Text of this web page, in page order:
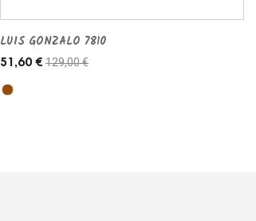
LUIS GONZALO 7810
51,60 € 129,00 €